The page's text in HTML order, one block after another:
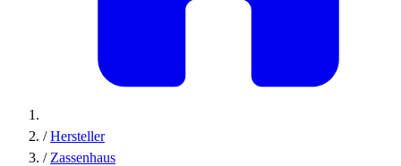
/ Hersteller
/ Zassenhaus